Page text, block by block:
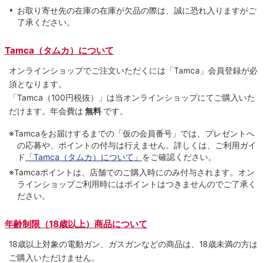
お取り寄せ先の在庫の在庫が欠品の際は、誠に恐れ入りますがご
了承ください。
Tamca（タムカ）について
オンラインショップでご注⽂いただくには「Tamca」会員登録が必
須となります。
「Tamca （100円税抜）
」は当オンラインショップにてご購⼊いた
だけます。 年会費は 無料 です。
※Tamcaをお届けするまでの「仮の会員番号」では、プレゼントへ
の応募や、ポイントの付与は⾏えません。詳しくは、ご利⽤ガイ
ド 「Tamca（タムカ）について」 をご確認ください。
※Tamcaポイントは、店舗でのご購⼊時にのみ付与されます。オン
ラインショップご利用時にはポイントはつきませんのでご了承く
ださい。
年齢制限（18歳以上）商品について
18歳以上対象の電動ガン、ガスガンなどの商品は、18歳未満の方は
ご購入いただけません。